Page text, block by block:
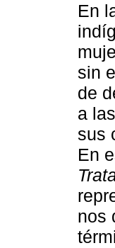
En
sin
de
a
sus
En
nos